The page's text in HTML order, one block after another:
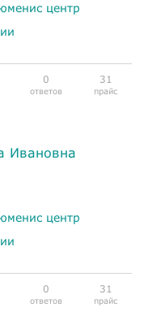
центр
0
ответов
31
прайс
Ивановна
центр
0
ответов
31
прайс